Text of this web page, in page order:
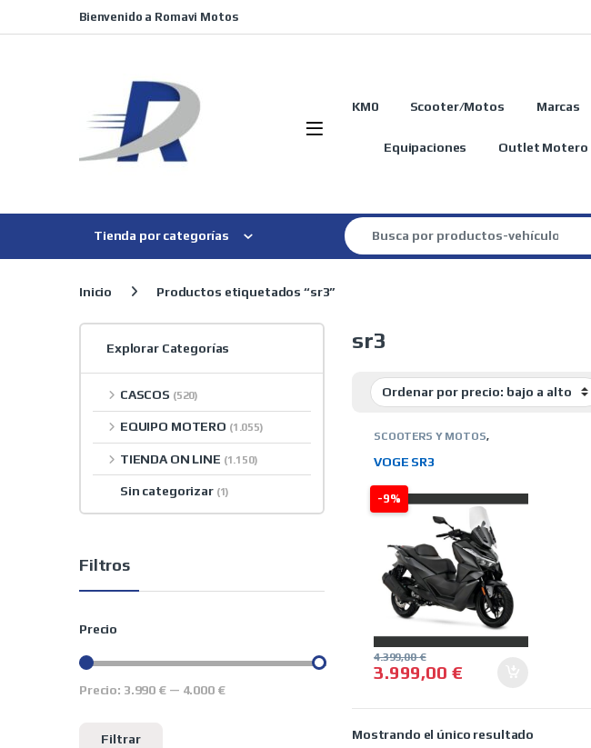
Bienvenido a Romavi Motos
KM0 Scooter/Motos Marcas
Equipaciones Outlet Motero
Tienda por categorías
Search for:
Inicio Productos etiquetados “sr3”
sr3
-9%
SCOOTERS Y MOTOS,
VOGE SR3
3.999,00 €
4.399,00€
Mostrando el único resultado
Explorar Categorías
CASCOS (520)
EQUIPO MOTERO (1.055)
TIENDA ON LINE (1.150)
Sin categorizar (1)
Filtros
Precio
Precio mínimo
Precio máximo
Filtrar
Precio: 3.990 €— 4.000 €